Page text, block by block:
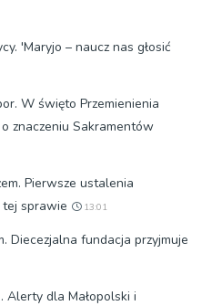
'Maryjo – naucz nas głosić
W święto Przemienienia
o znaczeniu Sakramentów
Pierwsze ustalenia
sprawie
13:01
Diecezjalna fundacja przyjmuje
Alerty dla Małopolski i